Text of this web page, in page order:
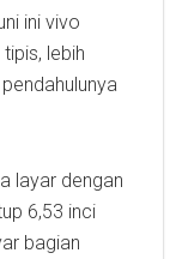
ini vivo
lebih
layar dengan
6,53 inci
bagian